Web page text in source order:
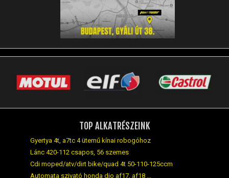
TOP ALKATRÉSZEINK
Gyertya 4t, a7tc 4 ütemű kínai robogóhoz
Lánc 420-112 csapos, 56 szemes
Cdi moped/atv/dirt bike/quad 4t 50-110-125ccm
Automata szivató honda dio af17, af18 ...